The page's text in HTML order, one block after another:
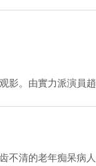
影。由實力派演員
清的老年痴呆病